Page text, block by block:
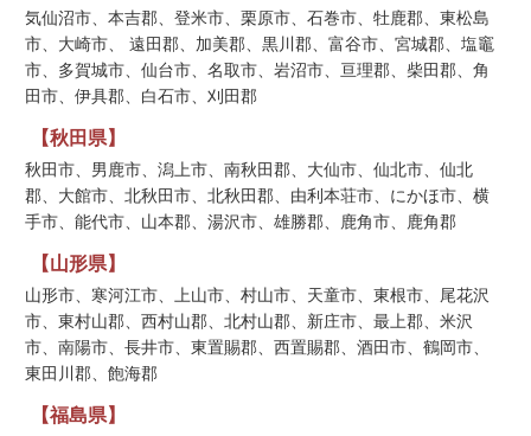
気仙沼市、本吉郡、登米市、栗原市、石巻市、牡鹿郡、東松島
市、大崎市、 遠田郡、加美郡、黒川郡、富谷市、宮城郡、塩竈
市、多賀城市、仙台市、名取市、岩沼市、亘理郡、柴田郡、角
田市、伊具郡、白石市、刈田郡
【秋田県】
秋田市、男鹿市、潟上市、南秋田郡、大仙市、仙北市、仙北
郡、大館市、北秋田市、北秋田郡、由利本荘市、にかほ市、横
手市、能代市、山本郡、湯沢市、雄勝郡、鹿角市、鹿角郡
【山形県】
山形市、寒河江市、上山市、村山市、天童市、東根市、尾花沢
市、東村山郡、西村山郡、北村山郡、新庄市、最上郡、米沢
市、南陽市、長井市、東置賜郡、西置賜郡、酒田市、鶴岡市、
東田川郡、飽海郡
【福島県】